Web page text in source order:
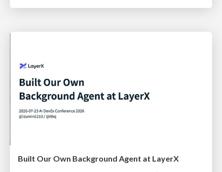
Built Our Own Background Agent at LayerX